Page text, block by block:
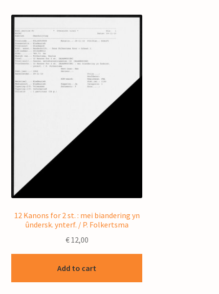
12 Kanons for 2 st. : mei biandering yn
ûndersk. ynterf. / P. Folkertsma
€12,00
Add to cart